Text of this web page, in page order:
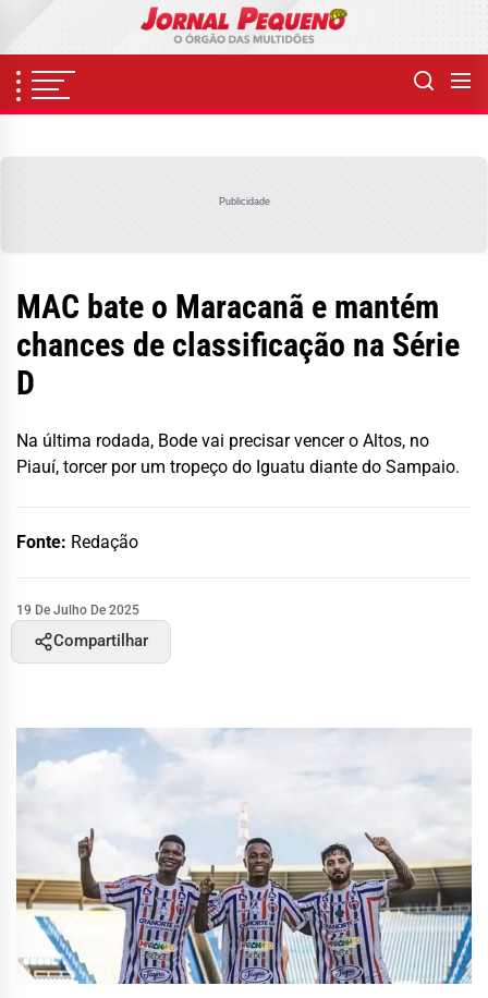
content
Publicidade
MAC bate o Maracanã e mantém
chances de classificação na Série
D
Na última rodada, Bode vai precisar vencer o Altos, no
Piauí, torcer por um tropeço do Iguatu diante do Sampaio.
Fonte: Redação
19 De Julho De 2025
Compartilhar